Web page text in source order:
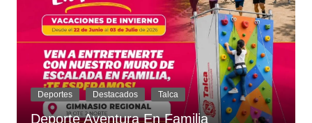
Deportes Destacados Talca
Deporte Aventura En Familia